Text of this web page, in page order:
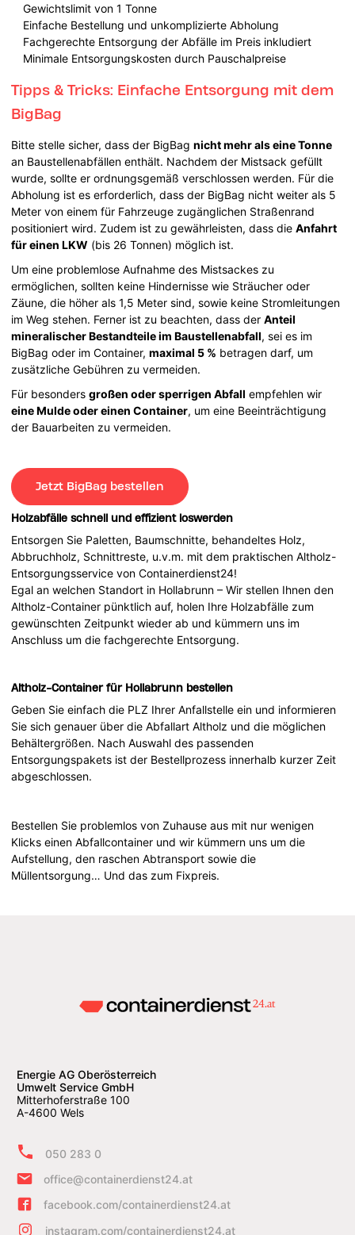
Gewichtslimit von 1 Tonne
Einfache Bestellung und unkomplizierte Abholung
Fachgerechte Entsorgung der Abfälle im Preis inkludiert
Minimale Entsorgungskosten durch Pauschalpreise
Tipps & Tricks: Einfache Entsorgung mit dem
BigBag
Bitte stelle sicher, dass der BigBagnicht mehr als eine Tonne
an Baustellenabfällen enthält. Nachdem der Mistsack gefüllt
wurde, sollte er ordnungsgemäß verschlossen werden. Für die
Abholung ist es erforderlich, dass der BigBag nicht weiter als 5
Meter von einem für Fahrzeuge zugänglichen Straßenrand
positioniert wird. Zudem ist zu gewährleisten, dass dieAnfahrt
für einen LKW (bis 26 Tonnen) möglich ist.
Um eine problemlose Aufnahme des Mistsackes zu
ermöglichen, sollten keine Hindernisse wie Sträucher oder
Zäune, die höher als 1,5 Meter sind, sowie keine Stromleitungen
im Weg stehen. Ferner ist zu beachten, dass derAnteil
mineralischer Bestandteile im Baustellenabfall, sei es im
BigBag oder im Container,maximal 5 % betragen darf, um
zusätzliche Gebühren zu vermeiden.
Für besondersgroßen oder sperrigen Abfall empfehlen wir
eine Mulde oder einen Container, um eine Beeinträchtigung
der Bauarbeiten zu vermeiden.
Jetzt BigBag bestellen
Holzabfälle schnell und effizient loswerden
Entsorgen Sie Paletten, Baumschnitte, behandeltes Holz,
Abbruchholz, Schnittreste, u.v.m. mit dem praktischen Altholz-
Entsorgungsservice von Containerdienst24!
Egal an welchen Standort in Hollabrunn – Wir stellen Ihnen den
Altholz-Container pünktlich auf, holen Ihre Holzabfälle zum
gewünschten Zeitpunkt wieder ab und kümmern uns im
Anschluss um die fachgerechte Entsorgung.
Altholz-Container für Hollabrunn bestellen
Geben Sie einfach die PLZ Ihrer Anfallstelle ein und informieren
Sie sich genauer über die Abfallart Altholz und die möglichen
Behältergrößen. Nach Auswahl des passenden
Entsorgungspakets ist der Bestellprozess innerhalb kurzer Zeit
abgeschlossen.
Bestellen Sie problemlos von Zuhause aus mit nur wenigen
Klicks einen Abfallcontainer und wir kümmern uns um die
Aufstellung, den raschen Abtransport sowie die
Müllentsorgung… Und das zum Fixpreis.
Energie AG Oberösterreich
Umwelt Service GmbH
Mitterhoferstraße 100
A-4600 Wels
050 283 0
office@containerdienst24.at
facebook.com/containerdienst24.at
instagram.com/containerdienst24.at